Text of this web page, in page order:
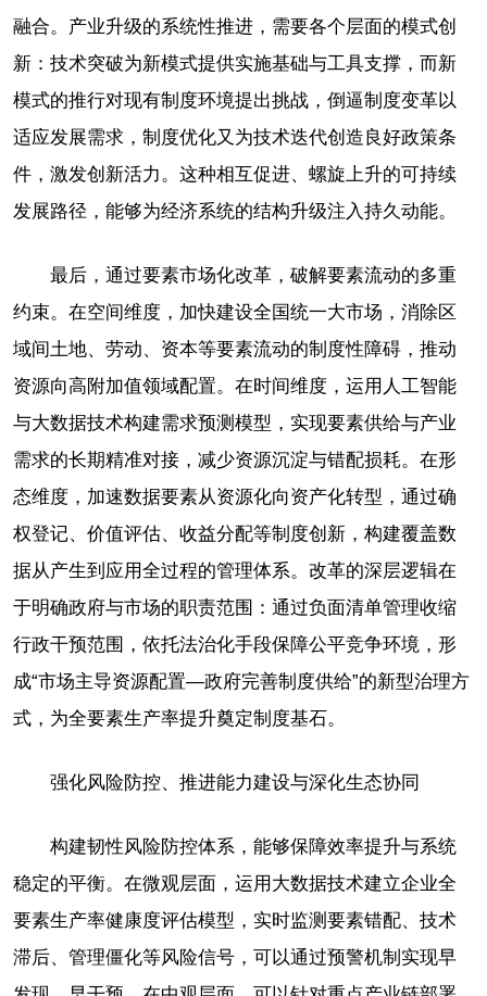
融合。产业升级的系统性推进，需要各个层面的模式创
新：技术突破为新模式提供实施基础与工具支撑，而新
模式的推行对现有制度环境提出挑战，倒逼制度变革以
适应发展需求，制度优化又为技术迭代创造良好政策条
件，激发创新活力。这种相互促进、螺旋上升的可持续
发展路径，能够为经济系统的结构升级注入持久动能。
最后，通过要素市场化改革，破解要素流动的多重
约束。在空间维度，加快建设全国统一大市场，消除区
域间土地、劳动、资本等要素流动的制度性障碍，推动
资源向高附加值领域配置。在时间维度，运用人工智能
与大数据技术构建需求预测模型，实现要素供给与产业
需求的长期精准对接，减少资源沉淀与错配损耗。在形
态维度，加速数据要素从资源化向资产化转型，通过确
权登记、价值评估、收益分配等制度创新，构建覆盖数
据从产生到应用全过程的管理体系。改革的深层逻辑在
于明确政府与市场的职责范围：通过负面清单管理收缩
行政干预范围，依托法治化手段保障公平竞争环境，形
成“市场主导资源配置—政府完善制度供给”的新型治理方
式，为全要素生产率提升奠定制度基石。
强化风险防控、推进能力建设与深化生态协同
构建韧性风险防控体系，能够保障效率提升与系统
稳定的平衡。在微观层面，运用大数据技术建立企业全
要素生产率健康度评估模型，实时监测要素错配、技术
滞后、管理僵化等风险信号，可以通过预警机制实现早